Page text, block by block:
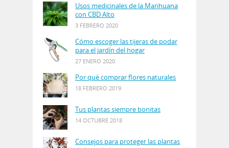
Usos medicinales de la Marihuana
con CBD Alto
3 FEBRERO 2020
Cómo escoger las tijeras de podar
para el jardín del hogar
27 ENERO 2020
Por qué comprar flores naturales
18 FEBRERO 2019
Tus plantas siempre bonitas
14 OCTUBRE 2018
Consejos para proteger las plantas